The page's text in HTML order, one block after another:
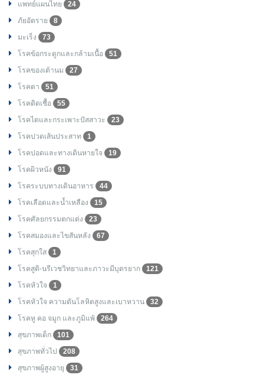
แพทย์แผนไทย
24
ภัยอัตราย
8
มะเร็ง
73
โรคข้อกระดูกและกล้ามเนื้อ
51
โรคของเต้านม
27
โรคตา
51
โรคติดเชื้อ
55
โรคไตและกระเพาะปัสสาวะ
23
โรคปวดเส้นประสาท
1
โรคปอดและทางเดินหายใจ
19
โรคผิวหนัง
91
โรคระบบทางเดินอาหาร
44
โรคเลือดและน้ำเหลือง
15
โรคศัลยกรรมตกแต่ง
23
โรคสมองและไขสันหลัง
67
โรคสุกใส
1
โรคสูติ-นรีเวชวิทยาและภาวะมีบุตรยาก
121
โรคหัวใจ
1
โรคหัวใจ ความดันโลหิตสูงและเบาหวาน
32
โรคหู คอ จมูก และภูมิแพ้
264
สุขภาพเด็ก
101
สุขภาพทั่วไป
208
สุขภาพผู้สูงอายุ
31